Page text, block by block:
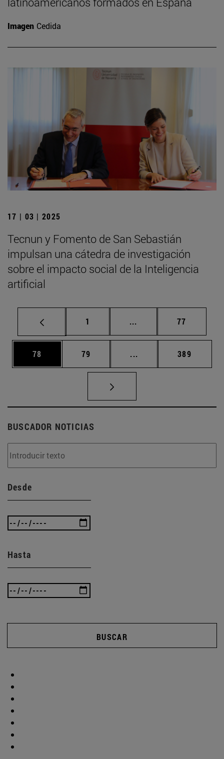
Imagen Cedida
17 | 03 | 2025
Tecnun y Fomento de San Sebastián
impulsan una cátedra de investigación
sobre el impacto social de la Inteligencia
artificial
Página
1 ... Páginas intermedias
Página
77
Página
78 Página
79 ... Páginas intermedias
Página
389
BUSCADOR NOTICIAS
Desde
Hasta
BUSCAR